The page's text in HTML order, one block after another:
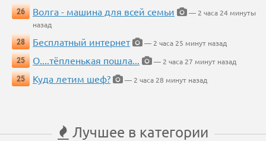
26
Волга - машина для всей семьи
— 2 часа 24 минуты
назад
28
Бесплатный интернет
— 2 часа 25 минут назад
25
О....тёпленькая пошла...
— 2 часа 27 минут назад
25
Куда летим шеф? — 2 часа 28 минут назад
Лучшее в категории